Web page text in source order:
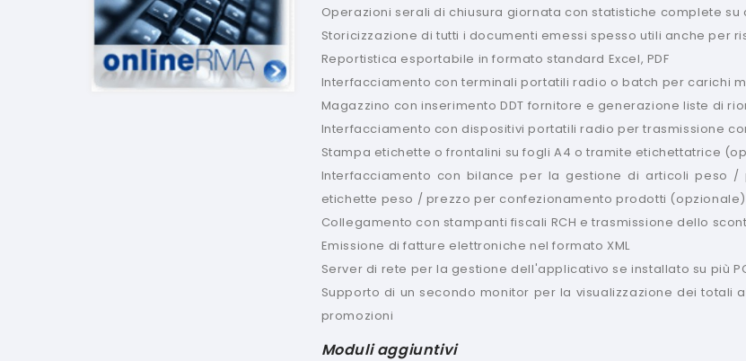
Operazioni serali di chiusura giornata con statistiche complete su
Storicizzazione di tutti i documenti emessi spesso utili anche per
Reportistica esportabile in formato standard Excel, PDF
Interfacciamento con terminali portatili radio o batch per carichi
Magazzino con inserimento DDT fornitore e generazione liste di
Interfacciamento con dispositivi portatili radio per trasmissione
Stampa etichette o frontalini su fogli A4 o tramite etichettatrice
Interfacciamento con bilance per la gestione di articoli peso
etichette peso / prezzo per confezionamento prodotti (opzionale)
Collegamento con stampanti fiscali RCH e trasmissione dello
Emissione di fatture elettroniche nel formato XML
Server di rete per la gestione dell'applicativo se installato su più
Supporto di un secondo monitor per la visualizzazione dei
promozioni
Moduli aggiuntivi